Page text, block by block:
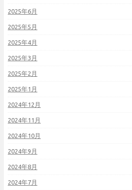
2025年6月
2025年5月
2025年4月
2025年3月
2025年2月
2025年1月
2024年12月
2024年11月
2024年10月
2024年9月
2024年8月
2024年7月